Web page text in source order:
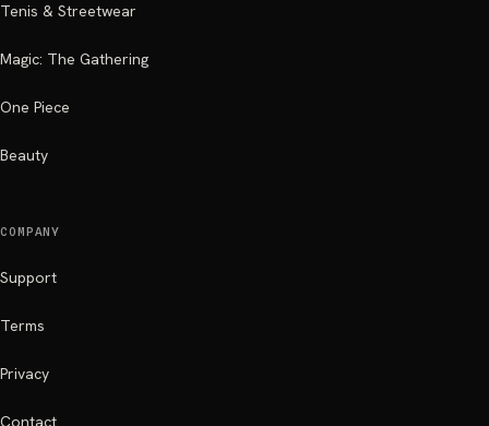
Tenis & Streetwear
Magic: The Gathering
One Piece
Beauty
COMPANY
Support
Terms
Privacy
Contact